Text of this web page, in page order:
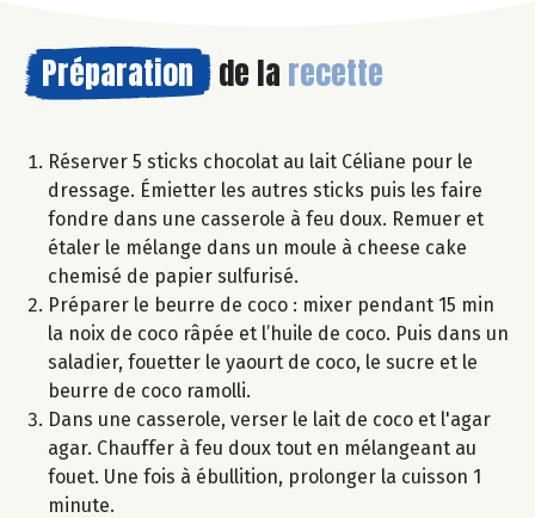
Préparation de la recette
Réserver 5 sticks chocolat au lait Céliane pour le
dressage. Émietter les autres sticks puis les faire
fondre dans une casserole à feu doux. Remuer et
étaler le mélange dans un moule à cheese cake
chemisé de papier sulfurisé.
Préparer le beurre de coco : mixer pendant 15 min
la noix de coco râpée et l’huile de coco. Puis dans un
saladier, fouetter le yaourt de coco, le sucre et le
beurre de coco ramolli.
Dans une casserole, verser le lait de coco et l'agar
agar. Chauffer à feu doux tout en mélangeant au
fouet. Une fois à ébullition, prolonger la cuisson 1
minute.